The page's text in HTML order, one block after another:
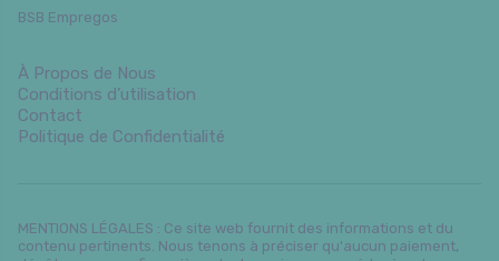
BSB Empregos
À Propos de Nous
Conditions d’utilisation
Contact
Politique de Confidentialité
MENTIONS LÉGALES : Ce site web fournit des informations et du
contenu pertinents. Nous tenons à préciser qu'aucun paiement,